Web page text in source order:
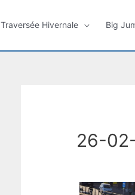
Traversée Hivernale Big
26-